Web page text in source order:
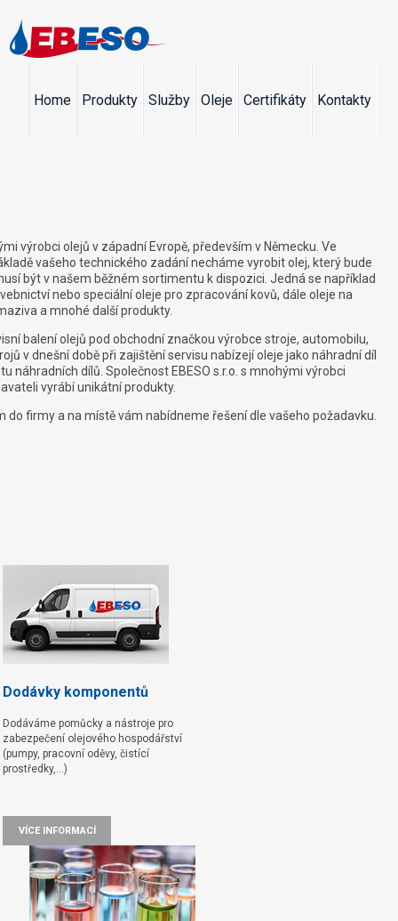
Home Produkty Služby Oleje Certifikáty Kontakty
výrobci olejů v západní Evropě, především v Německu. Ve
vašeho technického zadání necháme vyrobit olej, který bude
být v našem běžném sortimentu k dispozici. Jedná se například
nebo speciální oleje pro zpracování kovů, dále oleje na
a mnohé další produkty.
balení olejů pod obchodní značkou výrobce stroje, automobilu,
v dnešní době při zajištění servisu nabízejí oleje jako náhradní díl
náhradních dílů. Společnost EBESO s.r.o. s mnohými výrobci
vyrábí unikátní produkty.
do firmy a na místě vám nabídneme řešení dle vašeho požadavku.
Dodávky komponentů
Dodáváme pomůcky a nástroje pro
zabezpečení olejového hospodářství
(pumpy, pracovní oděvy, čistící
prostředky,...)
VÍCE INFORMACÍ